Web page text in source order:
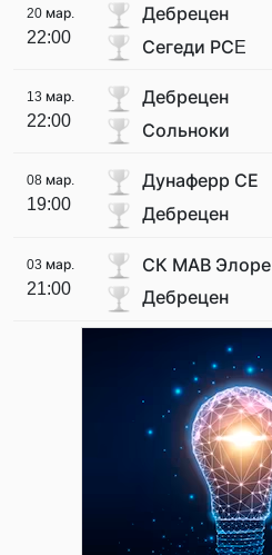
20 мар.
22:00
Дебрецен
Сегеди РСE
13 мар.
22:00
Дебрецен
Сольноки
08 мар.
19:00
Дунаферр СЕ
Дебрецен
03 мар.
21:00
СК МАВ Элоре
Дебрецен